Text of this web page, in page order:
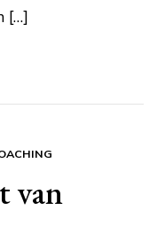
[…]
van